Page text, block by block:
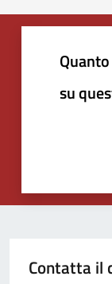
su
Contatta il